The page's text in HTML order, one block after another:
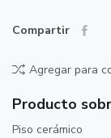
Compartir
Agregar para
Producto
Piso cerámico